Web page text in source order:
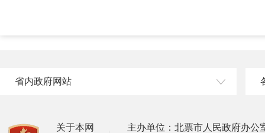
省内政府网站
关于本网
主办单位：北票市人民政府办公